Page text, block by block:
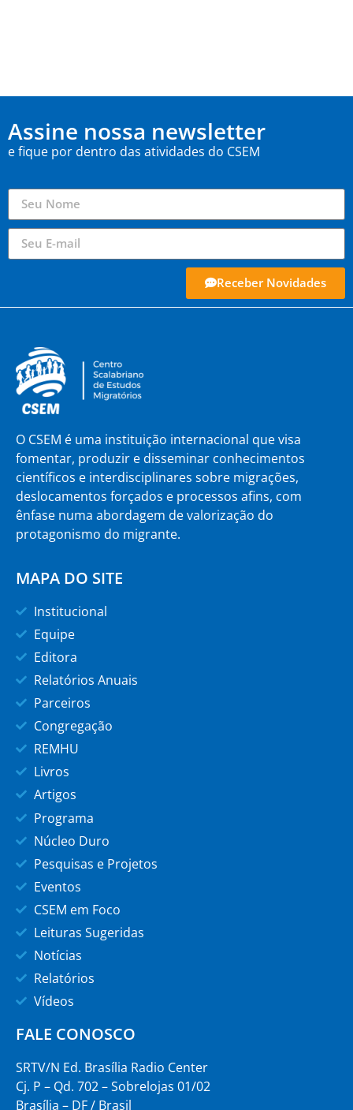
Assine nossa newsletter
e fique por dentro das atividades do CSEM
Receber Novidades
O CSEM é uma instituição internacional que visa
fomentar, produzir e disseminar conhecimentos
científicos e interdisciplinares sobre migrações,
deslocamentos forçados e processos afins, com
ênfase numa abordagem de valorização do
protagonismo do migrante.
MAPA DO SITE
Institucional
Equipe
Editora
Relatórios Anuais
Parceiros
Congregação
REMHU
Livros
Artigos
Programa
Núcleo Duro
Pesquisas e Projetos
Eventos
CSEM em Foco
Leituras Sugeridas
Notícias
Relatórios
Vídeos
FALE CONOSCO
SRTV/N Ed. Brasília Radio Center
Cj. P – Qd. 702 – Sobrelojas 01/02
Brasília – DF / Brasil